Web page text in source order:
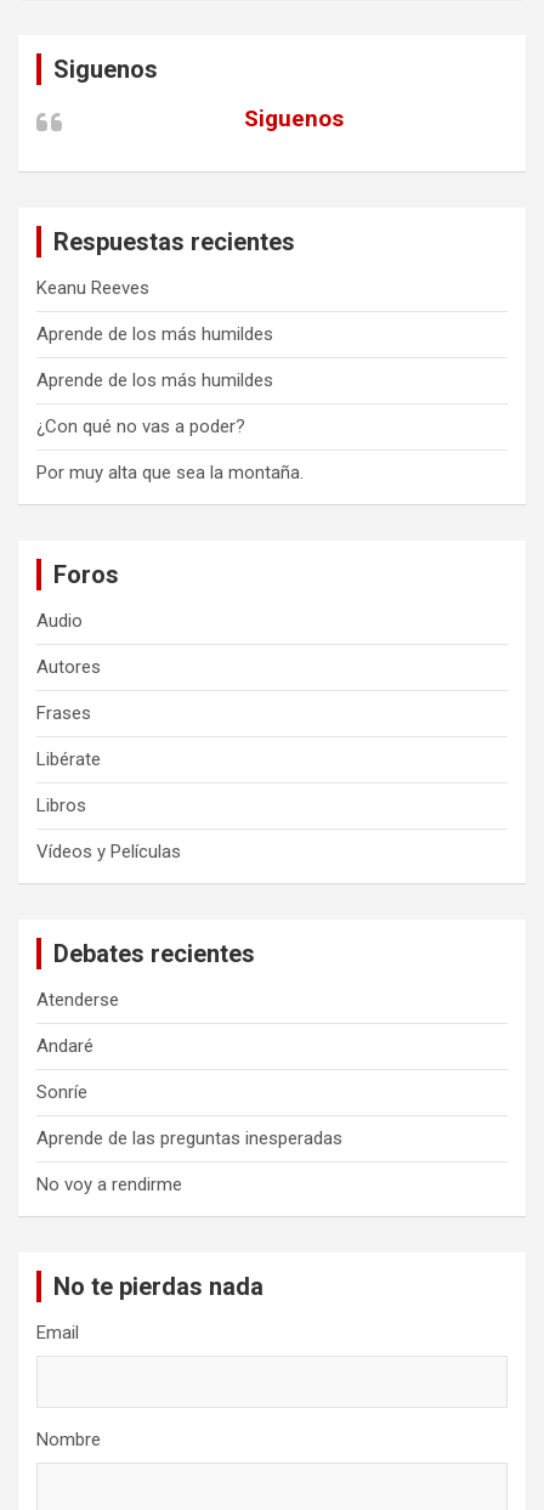
Siguenos
Siguenos
Respuestas recientes
Keanu Reeves
Aprende de los más humildes
Aprende de los más humildes
¿Con qué no vas a poder?
Por muy alta que sea la montaña.
Foros
Audio
Autores
Frases
Libérate
Libros
Vídeos y Películas
Debates recientes
Atenderse
Andaré
Sonríe
Aprende de las preguntas inesperadas
No voy a rendirme
No te pierdas nada
Email
Nombre